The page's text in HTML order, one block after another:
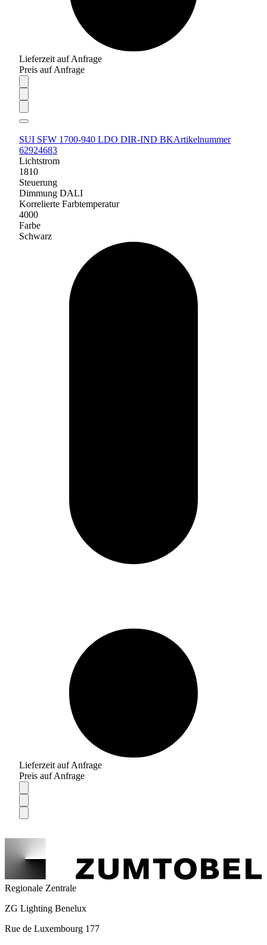
Lieferzeit auf Anfrage
Preis auf Anfrage
SUI SFW 1700-940 LDO DIR-IND BKArtikelnummer
62924683
Lichtstrom
1810
Steuerung
Dimmung DALI
Korrelierte Farbtemperatur
4000
Farbe
Schwarz
Lieferzeit auf Anfrage
Preis auf Anfrage
Regionale Zentrale
ZG Lighting Benelux
Rue de Luxembourg 177